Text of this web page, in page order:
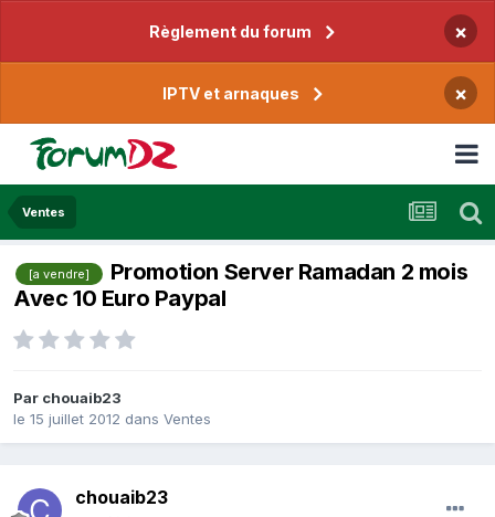
Règlement du forum ×
IPTV et arnaques ×
Ventes
[a vendre]
Promotion Server Ramadan 2 mois
Avec 10 Euro Paypal
Par chouaib23
le 15 juillet 2012 dans Ventes
chouaib23